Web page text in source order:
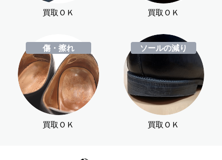
買取ＯＫ 買取ＯＫ
傷・擦れ
買取ＯＫ
ソールの減り
買取ＯＫ